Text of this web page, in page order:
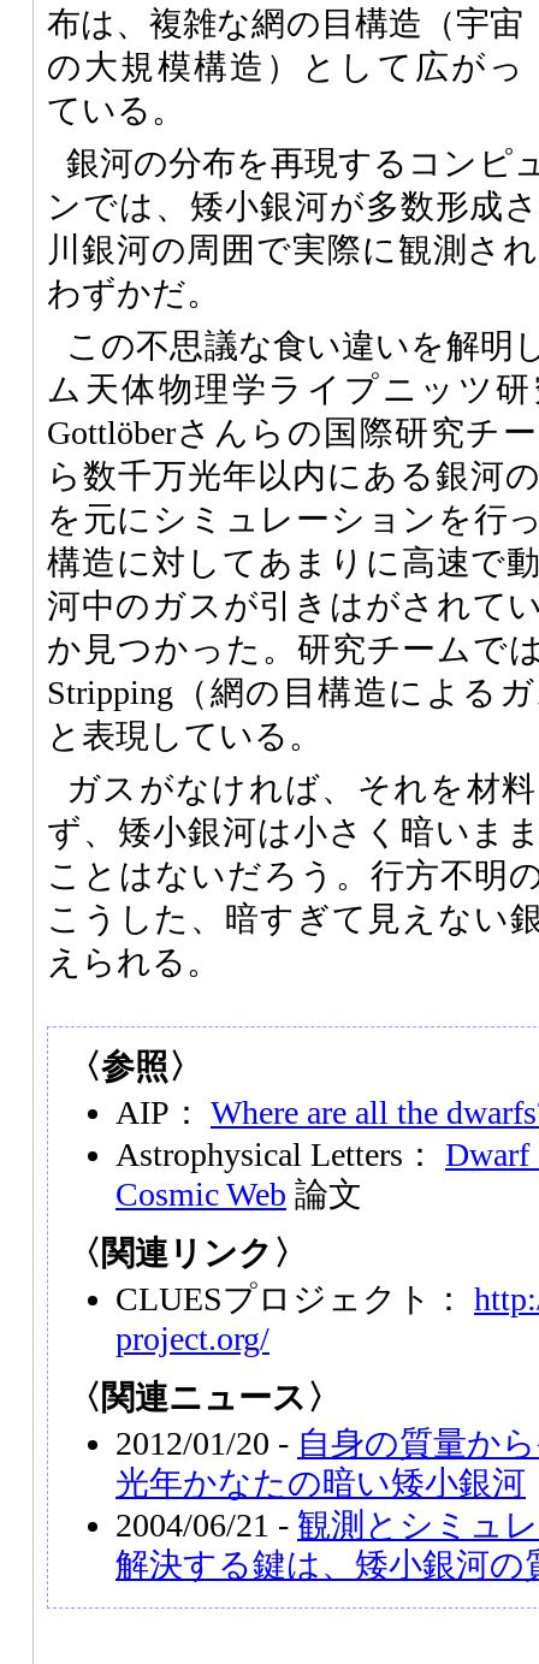
布は、複雑な網の目構造（宇宙
の大規模構造）として広がっ
ている。
銀河の分布を再現するコンピ
ンでは、矮小銀河が多数形成
川銀河の周囲で実際に観測さ
わずかだ。
この不思議な食い違いを解明
ム天体物理学ライプニッツ
Gottlöberさんらの国際研究チ
ら数千万光年以内にある銀河
を元にシミュレーションを行
構造に対してあまりに高速で
河中のガスが引きはがされて
か見つかった。研究チームで
Stripping（網の目構造による
と表現している。
ガスがなければ、それを材
ず、矮小銀河は小さく暗いま
ことはないだろう。行方不明
こうした、暗すぎて見えない
えられる。
〈参照〉
AIP： Where are all the
Astrophysical Letters： Dwarf
Cosmic Web 論文
〈関連リンク〉
CLUESプロジェクト：
project.org/
〈関連ニュース〉
2012/01/20 - 自身の質量か
光年かなたの暗い矮小銀河
2004/06/21 - 観測とシミュ
解決する鍵は、矮小銀河の